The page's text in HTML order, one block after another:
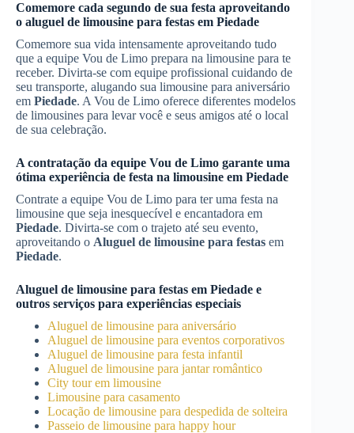
Comemore cada segundo de sua festa aproveitando
o aluguel de limousine para festas em Piedade
Comemore sua vida intensamente aproveitando tudo
que a equipe Vou de Limo prepara na limousine para te
receber. Divirta-se com equipe profissional cuidando de
seu transporte, alugando sua limousine para aniversário
em Piedade. A Vou de Limo oferece diferentes modelos
de limousines para levar você e seus amigos até o local
de sua celebração.
A contratação da equipe Vou de Limo garante uma
ótima experiência de festa na limousine em Piedade
Contrate a equipe Vou de Limo para ter uma festa na
limousine que seja inesquecível e encantadora em
Piedade. Divirta-se com o trajeto até seu evento,
aproveitando o Aluguel de limousine para festas em
Piedade.
Aluguel de limousine para festas em Piedade e
outros serviços para experiências especiais
Aluguel de limousine para aniversário
Aluguel de limousine para eventos corporativos
Aluguel de limousine para festa infantil
Aluguel de limousine para jantar romântico
City tour em limousine
Limousine para casamento
Locação de limousine para despedida de solteira
Passeio de limousine para happy hour